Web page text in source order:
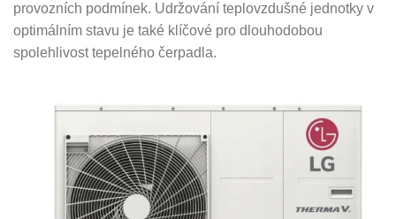
provozních podmínek. Udržování teplovzdušné jednotky v
optimálním stavu je také klíčové pro dlouhodobou
spolehlivost tepelného čerpadla.